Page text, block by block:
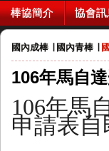
棒協簡介 協會
國內成棒 國內青棒
106年馬自
106年馬
申請表